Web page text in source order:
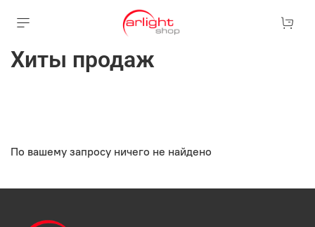
Хиты продаж
По вашему запросу ничего не найдено